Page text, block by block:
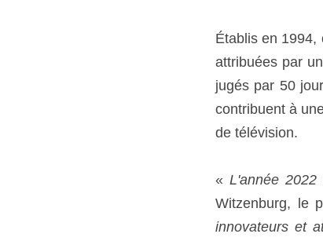
Établis en 1994,
attribuées par
jugés par 50
contribuent à
de télévision.
« L'année
Witzenburg, le
innovateurs et